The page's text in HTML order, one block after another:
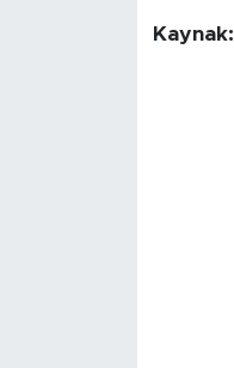
Kaynak: